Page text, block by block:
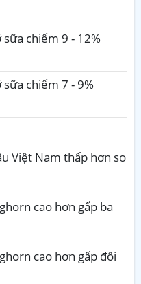
chiếm 9 - 12%
chiếm 7 - 9%
Việt Nam thấp hơn so
cao hơn gấp ba
cao hơn gấp đôi